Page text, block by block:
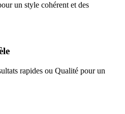
un style cohérent et des
rapides ou Qualité pour un